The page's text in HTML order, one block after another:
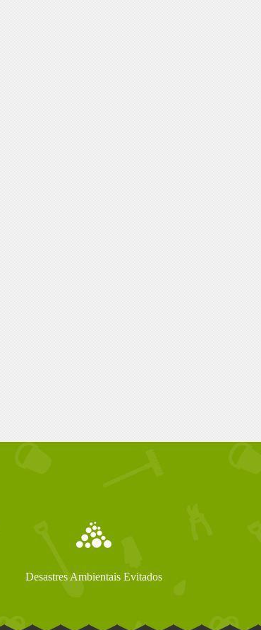
Desastres Ambientais Evitados